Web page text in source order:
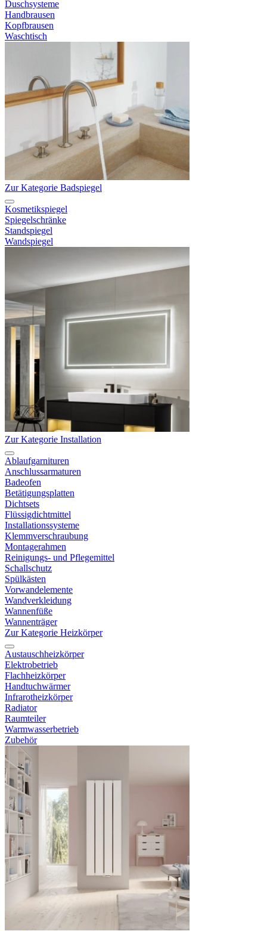
Duschsysteme
Handbrausen
Kopfbrausen
Waschtisch
Zur Kategorie Badspiegel
Kosmetikspiegel
Spiegelschränke
Standspiegel
Wandspiegel
Zur Kategorie Installation
Ablaufgarnituren
Anschlussarmaturen
Badeofen
Betätigungsplatten
Dichtsets
Flüssigdichtmittel
Installationssysteme
Klemmverschraubung
Montagerahmen
Reinigungs- und Pflegemittel
Schallschutz
Spülkästen
Vorwandelemente
Wandverkleidung
Wannenfüße
Wannenträger
Zur Kategorie Heizkörper
Austauschheizkörper
Elektrobetrieb
Flachheizkörper
Handtuchwärmer
Infrarotheizkörper
Radiator
Raumteiler
Warmwasserbetrieb
Zubehör